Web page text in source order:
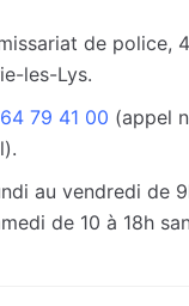
de police,
les-Lys.
79 41 00 (appel
au vendredi de
de 10 à 18h